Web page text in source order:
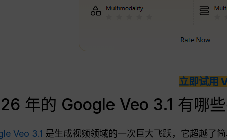
立即试用
年的 Google Veo 3.1 有哪些
Veo 3.1 是生成视频领域的一次巨大飞跃，它超越了